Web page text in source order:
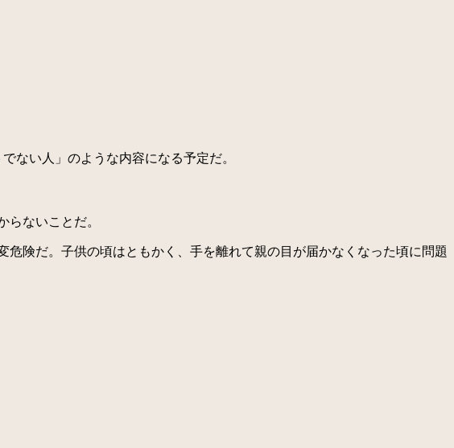
ない人」のような内容になる予定だ。
ないことだ。
険だ。子供の頃はともかく、手を離れて親の目が届かなくなった頃に問題